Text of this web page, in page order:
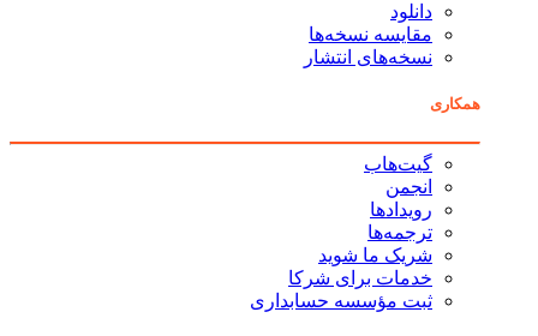
دانلود
مقایسه نسخه‌ها
نسخه‌های انتشار
همکاری
گیت‌هاب
انجمن
رویدادها
ترجمه‌ها
شریک ما شوید
خدمات برای شرکا
ثبت مؤسسه حسابداری